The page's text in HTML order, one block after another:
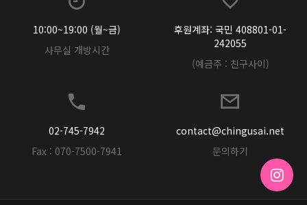
[192호][커버스토리 "성소수자 지키는 민주주의" #2] 오츠지
가나코와 한국 여성퀴어들이 함께 그려낸 내일의 민주주의